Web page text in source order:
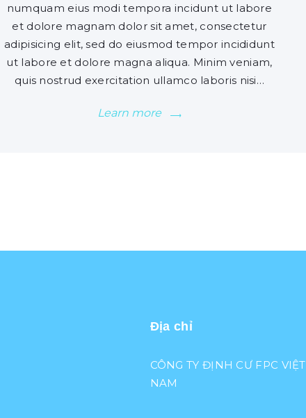
numquam eius modi tempora incidunt ut labore
et dolore magnam dolor sit amet, consectetur
adipisicing elit, sed do eiusmod tempor incididunt
ut labore et dolore magna aliqua. Minim veniam,
quis nostrud exercitation ullamco laboris nisi…
Learn more
Địa chỉ
CÔNG TY ĐỊNH CƯ FPC VIỆT
NAM